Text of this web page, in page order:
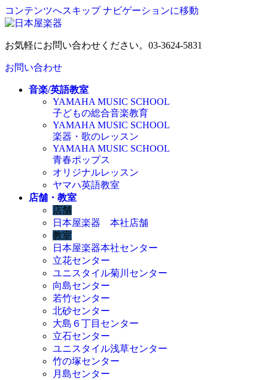
コンテンツへスキップ ナビゲーションに移動
お気軽にお問い合わせください。 03-3624-5831
お問い合わせ
音楽/英語教室
YAMAHA MUSIC SCHOOL
子どもの総合音楽教育
YAMAHA MUSIC SCHOOL
楽器・歌のレッスン
YAMAHA MUSIC SCHOOL
青春ポップス
オリジナルレッスン
ヤマハ英語教室
店舗・教室
店舗
日本屋楽器 本社店舗
教室
日本屋楽器本社センター
立花センター
ユニスタイル菊川センター
向島センター
若竹センター
北砂センター
大島６丁目センター
立石センター
ユニスタイル浅草センター
竹の塚センター
月島センター